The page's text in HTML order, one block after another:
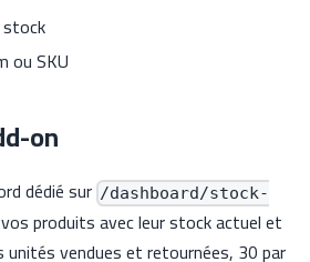
ou SKU
on
dédié sur /dashboard/stock-
produits avec leur stock actuel et
vendues et retournées, 30 par